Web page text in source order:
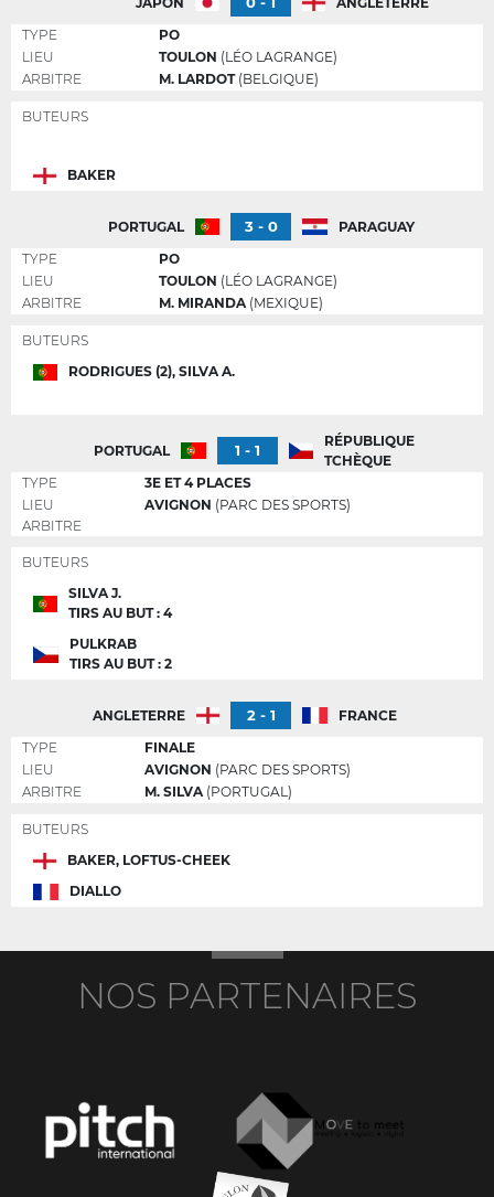
TYPE
PO
LIEU
TOULON (LÉO LAGRANGE)
ARBITRE
M. LARDOT (BELGIQUE)
BUTEURS
BAKER
PORTUGAL 3 - 0
PARAGUAY
TYPE
PO
LIEU
TOULON (LÉO LAGRANGE)
ARBITRE
M. MIRANDA (MEXIQUE)
BUTEURS
RODRIGUES (2), SILVA A.
PORTUGAL 1 - 1
RÉPUBLIQUE
TCHÈQUE
TYPE
3E ET 4 PLACES
LIEU
AVIGNON (PARC DES SPORTS)
ARBITRE
BUTEURS
SILVA J.
TIRS AU BUT : 4
PULKRAB
TIRS AU BUT : 2
ANGLETERRE 2 - 1
FRANCE
TYPE
FINALE
LIEU
AVIGNON (PARC DES SPORTS)
ARBITRE
M. SILVA (PORTUGAL)
BUTEURS
BAKER, LOFTUS-CHEEK
DIALLO
NOS PARTENAIRES